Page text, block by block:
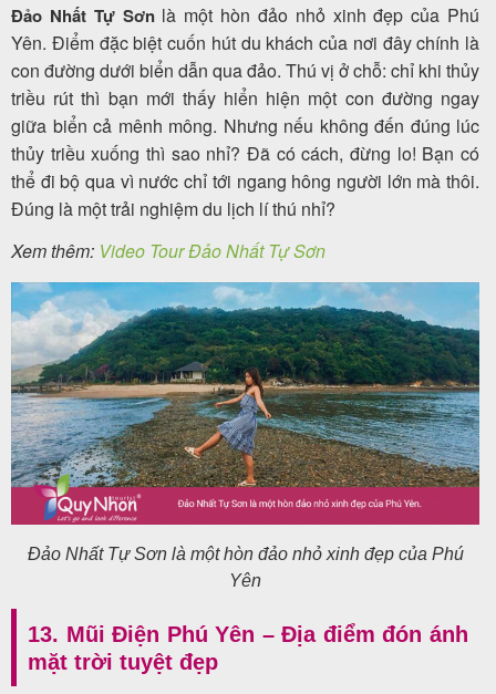
Đảo Nhất Tự Sơnlà một hòn đảo nhỏ xinh đẹp của Phú
Yên. Điểm đặc biệt cuốn hút du khách của nơi đây chính là
con đường dưới biển dẫn qua đảo. Thú vị ở chỗ: chỉ khi thủy
triều rút thì bạn mới thấy hiển hiện một con đường ngay
giữa biển cả mênh mông. Nhưng nếu không đến đúng lúc
thủy triều xuống thì sao nhỉ? Đã có cách, đừng lo! Bạn có
thể đi bộ qua vì nước chỉ tới ngang hông người lớn mà thôi.
Đúng là một trải nghiệm du lịch lí thú nhỉ?
Xem thêm: Video Tour Đảo Nhất Tự Sơn
Đảo Nhất Tự Sơn là một hòn đảo nhỏ xinh đẹp của Phú
Yên
13. Mũi Điện Phú Yên – Địa điểm đón ánh
mặt trời tuyệt đẹp